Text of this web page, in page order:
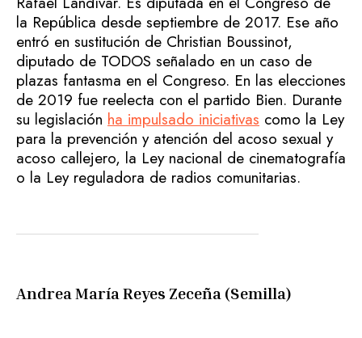
la República desde septiembre de 2017. Ese año
entró en sustitución de Christian Boussinot,
diputado de TODOS señalado en un caso de
plazas fantasma en el Congreso. En las elecciones
de 2019 fue reelecta con el partido Bien. Durante
su legislación ha impulsado iniciativas como la Ley
para la prevención y atención del acoso sexual y
acoso callejero, la Ley nacional de cinematografía
o la Ley reguladora de radios comunitarias.
Andrea María Reyes Zeceña (Semilla)